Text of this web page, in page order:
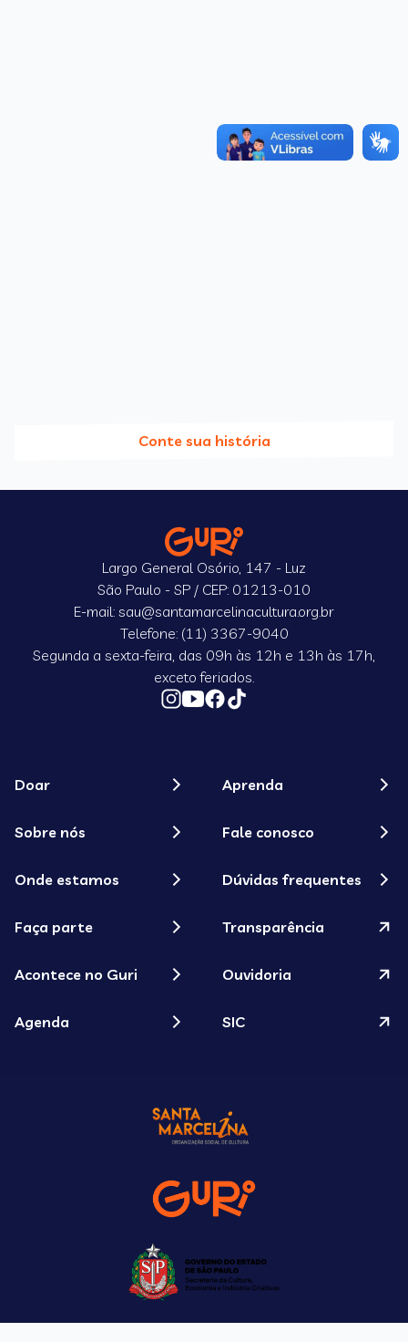
Conte sua história
Largo General Osório, 147 - Luz
São Paulo - SP / CEP: 01213-010
E-mail: sau@santamarcelinacultura.org.br
Telefone: (11) 3367-9040
Segunda a sexta-feira, das 09h às 12h e 13h às 17h,
exceto feriados.
Doar
Sobre nós
Onde estamos
Faça parte
Acontece no Guri
Agenda
Aprenda
Fale conosco
Dúvidas frequentes
Transparência
Ouvidoria
SIC